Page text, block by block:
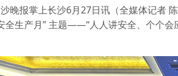
晚报掌上长沙6月27日讯（全媒体记者 陈
全生产月” 主题——“人人讲安全、个个